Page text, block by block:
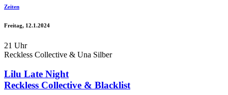
Zeiten
Freitag, 12.1.2024
21 Uhr
Reckless Collective & Una Silber
Lilu Late Night
Reckless Collective & Blacklist